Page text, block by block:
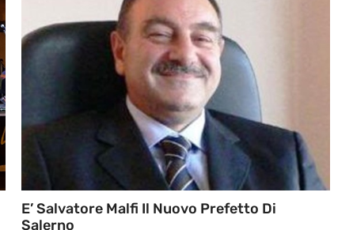
E’ Salvatore Malfi Il Nuovo Prefetto Di
Salerno